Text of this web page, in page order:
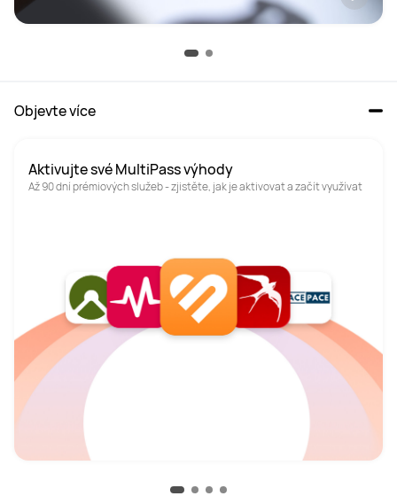
Objevte více
Aktivujte své MultiPass výhody
Až 90 dní prémiových služeb - zjistěte, jak je aktivovat a začít využívat